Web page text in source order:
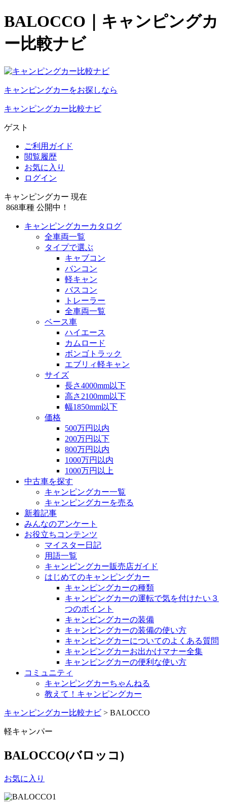
BALOCCO｜キャンピングカ
ー比較ナビ
キャンピングカーをお探しなら
キャンピングカー比較ナビ
ゲスト
ご利用ガイド
閲覧履歴
お気に入り
ログイン
キャンピングカー 現在
868車種 公開中！
キャンピングカーカタログ
全車両一覧
タイプで選ぶ
キャブコン
バンコン
軽キャン
バスコン
トレーラー
全車両一覧
ベース車
ハイエース
カムロード
ボンゴトラック
エブリィ軽キャン
サイズ
長さ4000mm以下
高さ2100mm以下
幅1850mm以下
価格
500万円以内
200万円以下
800万円以内
1000万円以内
1000万円以上
中古車を探す
キャンピングカー一覧
キャンピングカーを売る
新着記事
みんなのアンケート
お役立ちコンテンツ
マイスター日記
用語一覧
キャンピングカー販売店ガイド
はじめてのキャンピングカー
キャンピングカーの種類
キャンピングカーの運転で気を付けたい３
つのポイント
キャンピングカーの装備
キャンピングカーの装備の使い方
キャンピングカーについてのよくある質問
キャンピングカーお出かけマナー全集
キャンピングカーの便利な使い方
コミュニティ
キャンピングカーちゃんねる
教えて！キャンピングカー
キャンピングカー比較ナビ > BALOCCO
軽キャンパー
BALOCCO(バロッコ)
お気に入り